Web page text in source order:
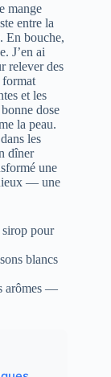
mange
entre la
En bouche,
J’en ai
relever des
format
et les
dose
la peau.
les
dîner
une
— une
sirop pour
blancs
arômes —